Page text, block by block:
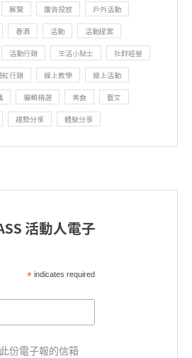
展覽 廣告投放 戶外活動
春酒 活動 活動提案
活動行銷 生活小貼士 社群經營
紅行銷 線上教學 線上活動
編輯精選 美食 藝文
趨勢分享 體驗分享
活動人電子
*indicates required
份電子報的信箱